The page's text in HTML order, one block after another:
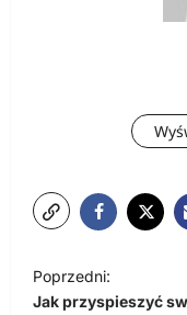
a
Poprzedni:
Jak przyspieszyć